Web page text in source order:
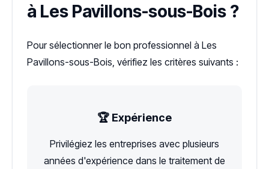
à Les Pavillons-sous-Bois ?
Pour sélectionner le bon professionnel à Les
Pavillons-sous-Bois, vérifiez les critères suivants :
🏆 Expérience
Privilégiez les entreprises avec plusieurs
années d'expérience dans le traitement de